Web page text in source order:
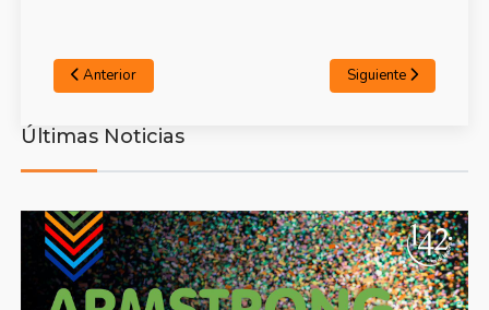
Anterior Siguiente
Últimas Noticias